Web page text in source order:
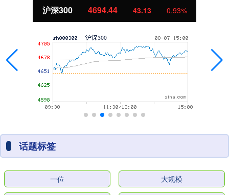
沪深300 4694.44 43.13 0.93%
话题标签
一位 大规模